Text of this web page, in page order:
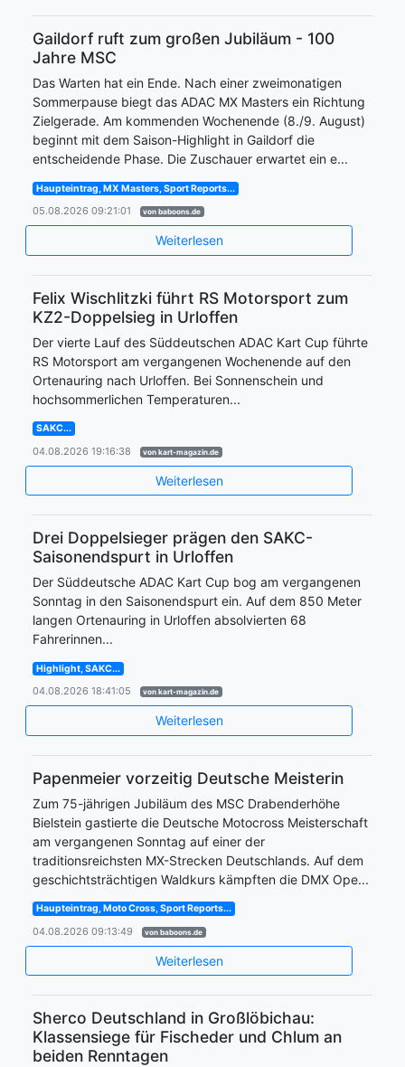
Gaildorf ruft zum großen Jubiläum - 100
Jahre MSC
Das Warten hat ein Ende. Nach einer zweimonatigen
Sommerpause biegt das ADAC MX Masters ein Richtung
Zielgerade. Am kommenden Wochenende (8./9. August)
beginnt mit dem Saison-Highlight in Gaildorf die
entscheidende Phase. Die Zuschauer erwartet ein e...
Haupteintrag, MX Masters, Sport Reports...
05.08.2026 09:21:01 von baboons.de
Weiterlesen
Felix Wischlitzki führt RS Motorsport zum
KZ2-Doppelsieg in Urloffen
Der vierte Lauf des Süddeutschen ADAC Kart Cup führte
RS Motorsport am vergangenen Wochenende auf den
Ortenauring nach Urloffen. Bei Sonnenschein und
hochsommerlichen Temperaturen...
SAKC...
04.08.2026 19:16:38 von kart-magazin.de
Weiterlesen
Drei Doppelsieger prägen den SAKC-
Saisonendspurt in Urloffen
Der Süddeutsche ADAC Kart Cup bog am vergangenen
Sonntag in den Saisonendspurt ein. Auf dem 850 Meter
langen Ortenauring in Urloffen absolvierten 68
Fahrerinnen...
Highlight, SAKC...
04.08.2026 18:41:05 von kart-magazin.de
Weiterlesen
Papenmeier vorzeitig Deutsche Meisterin
Zum 75-jährigen Jubiläum des MSC Drabenderhöhe
Bielstein gastierte die Deutsche Motocross Meisterschaft
am vergangenen Sonntag auf einer der
traditionsreichsten MX-Strecken Deutschlands. Auf dem
geschichtsträchtigen Waldkurs kämpften die DMX Ope...
Haupteintrag, Moto Cross, Sport Reports...
04.08.2026 09:13:49 von baboons.de
Weiterlesen
Sherco Deutschland in Großlöbichau:
Klassensiege für Fischeder und Chlum an
beiden Renntagen